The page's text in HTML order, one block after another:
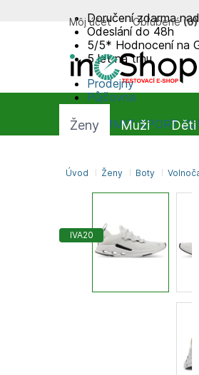
IVA20
Doručení zdarma
Odeslání do 48h
5/5* Hodnocení na
5 let na trhu
Prodejny
Půjčovna
SUMMIT-SPORT
Môj účet Obľúbené (0)
Úvod Ženy Boty
Ženy Muži Děti